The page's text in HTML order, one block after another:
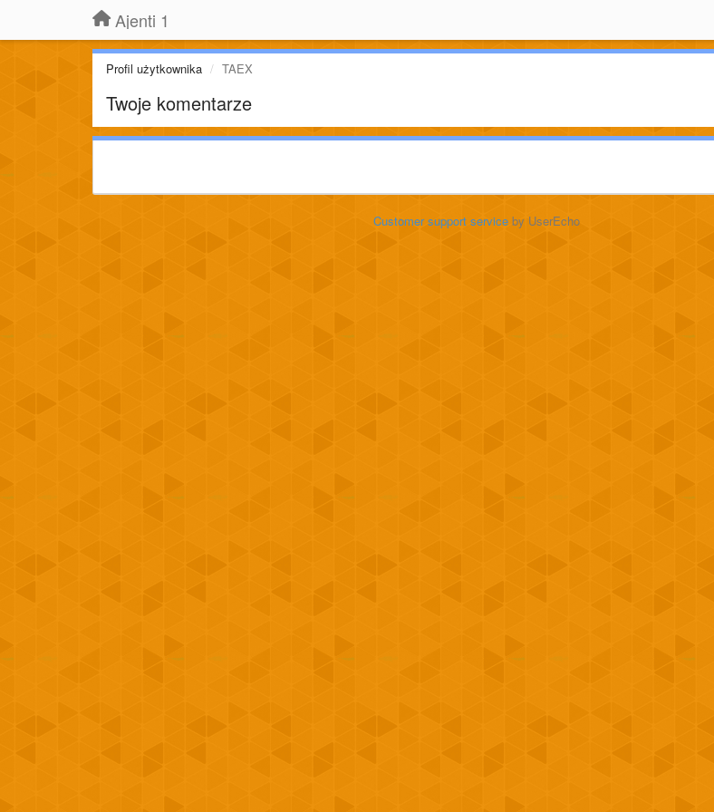
Ajenti 1
Profil użytkownika TAEX
Twoje komentarze
Customer support serviceby UserEcho